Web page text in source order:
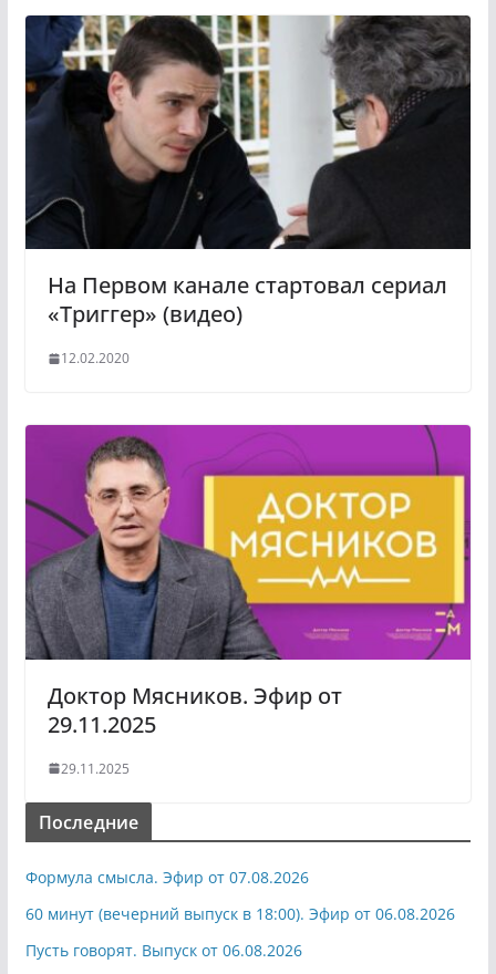
На Первом канале стартовал сериал
«Триггер» (видео)
12.02.2020
Доктор Мясников. Эфир от
29.11.2025
29.11.2025
Последние
Формула смысла. Эфир от 07.08.2026
60 минут (вечерний выпуск в 18:00). Эфир от 06.08.2026
Пусть говорят. Выпуск от 06.08.2026